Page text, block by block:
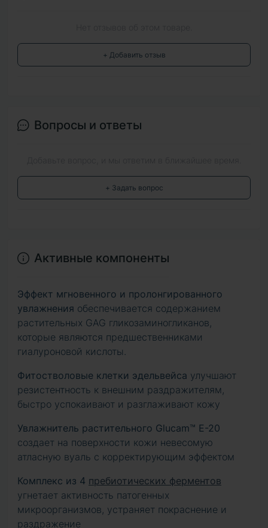
+ Добавить отзыв
Вопросы и ответы
+ Задать вопрос
Активные компоненты
Эффект мгновенного и пролонгированного
увлажнения обеспечивается содержанием
растительных GAG гликозаминогликанов,
которые являются предшественниками
гиалуроновой кислоты.
Фитостволовые клетки эдельвейса улучшают
резистентность к внешним раздражителям,
быстро успокаивают и разглаживают кожу
Увлажнитель растительного Glucam™ E-20
создает на поверхности кожи невесомую
атласную вуаль с корректирующим эффектом
Комплекс из 4 пребиотических ферментов
угнетает активность патогенных
микроорганизмов, устраняет покраснение и
раздражение